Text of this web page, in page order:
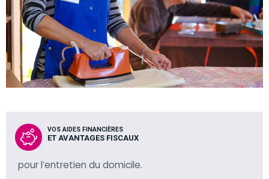
VOS AIDES FINANCIÈRES
ET AVANTAGES FISCAUX
pour l’entretien du domicile.